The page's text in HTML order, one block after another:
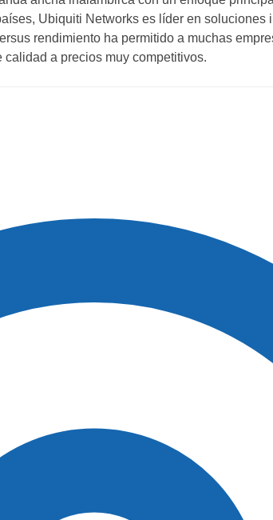
Ubiquiti Networks es líder en soluciones
rendimiento ha permitido a muchas
a precios muy competitivos.